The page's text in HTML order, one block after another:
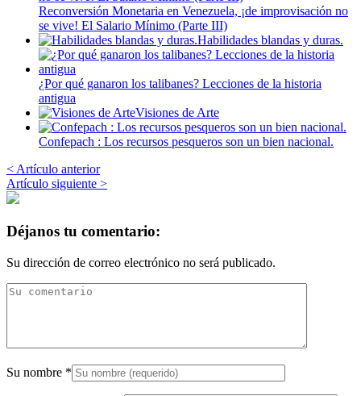
Reconversión Monetaria en Venezuela, ¡de improvisación no
se vive! El Salario Mínimo (Parte III)
Habilidades blandas y duras.
¿Por qué ganaron los talibanes? Lecciones de la historia
antigua
Visiones de Arte
Confepach : Los recursos pesqueros son un bien nacional.
< Artículo anterior
Artículo siguiente >
Déjanos tu comentario:
Su dirección de correo electrónico no será publicado.
Su nombre *